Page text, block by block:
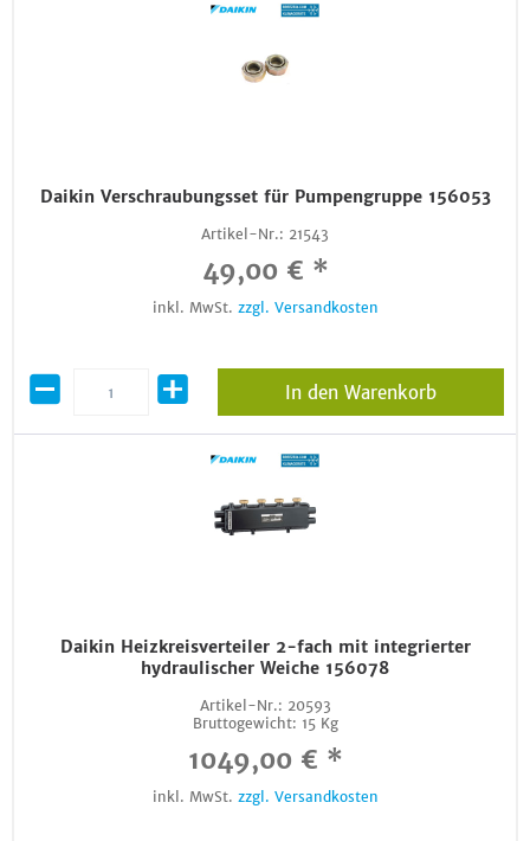
Daikin Verschraubungsset für Pumpengruppe 156053
Artikel-Nr.: 21543
49,00 € *
inkl. MwSt. zzgl. Versandkosten
In den Warenkorb
Daikin Heizkreisverteiler 2-fach mit integrierter
hydraulischer Weiche 156078
Artikel-Nr.: 20593
Bruttogewicht: 15 Kg
1049,00 € *
inkl. MwSt. zzgl. Versandkosten